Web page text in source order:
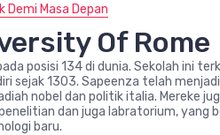
Demi Masa Depan
Of Rome
posisi 134 di dunia. Sekolah ini
sejak 1303. Sapeenza telah
nobel dan politik italia. Mereke
dan juga labratorium, yang
baru.